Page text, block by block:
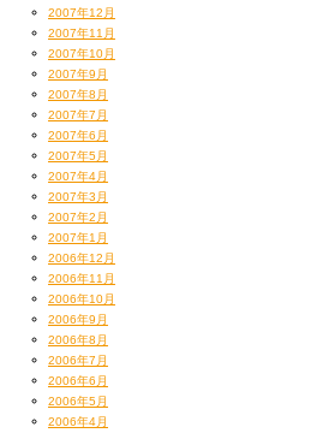
2007年12月
2007年11月
2007年10月
2007年9月
2007年8月
2007年7月
2007年6月
2007年5月
2007年4月
2007年3月
2007年2月
2007年1月
2006年12月
2006年11月
2006年10月
2006年9月
2006年8月
2006年7月
2006年6月
2006年5月
2006年4月